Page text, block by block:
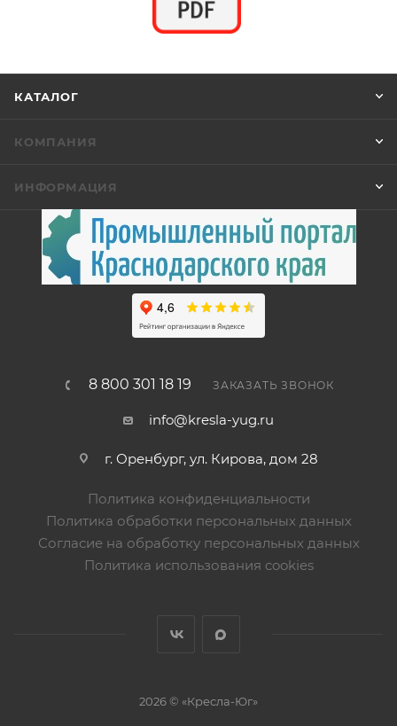
КАТАЛОГ
КОМПАНИЯ
ИНФОРМАЦИЯ
8 800 301 18 19 ЗАКАЗАТЬ ЗВОНОК
info@kresla-yug.ru
г. Оренбург, ул. Кирова, дом 28
Политика конфиденциальности
Политика обработки персональных данных
Согласие на обработку персональных данных
Политика использования cookies
2026 © «Кресла-Юг»